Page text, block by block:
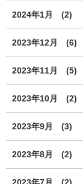
2024年1月 (2)
2023年12月 (6)
2023年11月 (5)
2023年10月 (2)
2023年9月 (3)
2023年8月 (2)